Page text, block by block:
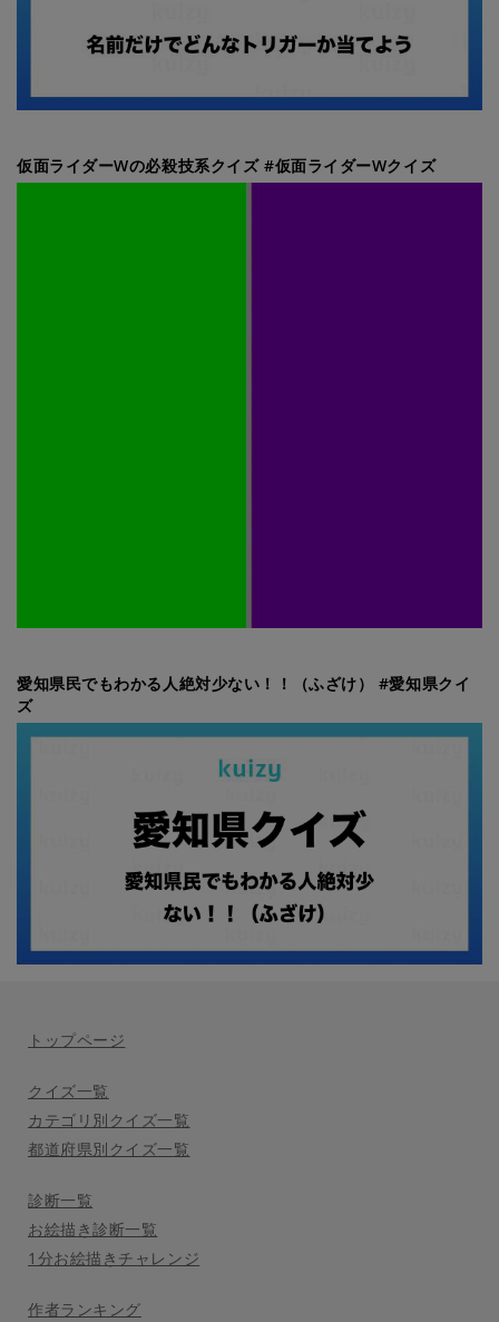
仮面ライダーWの必殺技系クイズ #仮面ライダーWクイズ
愛知県民でもわかる人絶対少ない！！（ふざけ） #愛知県クイ
ズ
トップページ
クイズ一覧
カテゴリ別クイズ一覧
都道府県別クイズ一覧
診断一覧
お絵描き診断一覧
1分お絵描きチャレンジ
作者ランキング